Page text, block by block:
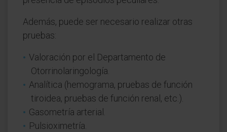
Además, puede ser necesario realizar otras
pruebas:
Valoración por el Departamento de
Otorrinolaringología.
Analítica (hemograma, pruebas de función
tiroidea, pruebas de función renal, etc.).
Gasometría arterial.
Pulsioximetría.